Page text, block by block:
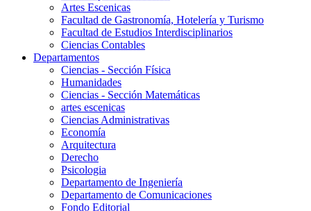
Artes Escenicas
Facultad de Gastronomía, Hotelería y Turismo
Facultad de Estudios Interdisciplinarios
Ciencias Contables
Departamentos
Ciencias - Sección Física
Humanidades
Ciencias - Sección Matemáticas
artes escenicas
Ciencias Administrativas
Economía
Arquitectura
Derecho
Psicologia
Departamento de Ingeniería
Departamento de Comunicaciones
Fondo Editorial